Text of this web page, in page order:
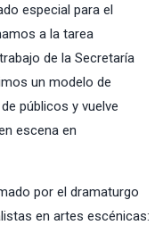
especial para el
a la tarea
de la Secretaría
un modelo de
públicos y vuelve
escena en
por el dramaturgo
en artes escénicas: